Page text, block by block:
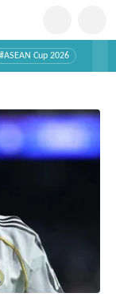
#ASEAN Cup 2026